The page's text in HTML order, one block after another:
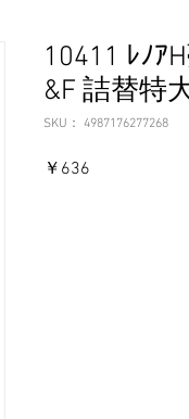
10411 ﾚﾉｱ
&F 詰替特
SKU： 4987176277268
￥636